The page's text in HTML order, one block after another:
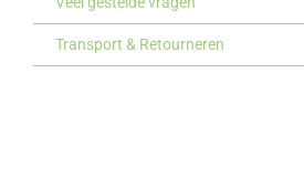
Transport & Retourneren